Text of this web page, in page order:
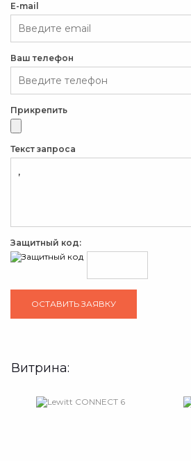
E-mail
Ваш телефон
Прикрепить
Текст запроса
Защитный код:
Витрина: